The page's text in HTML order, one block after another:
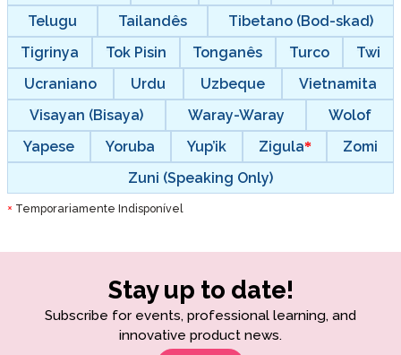
Telugu
Tailandês
Tibetano (Bod-skad)
Tigrinya
Tok Pisin Tonganês Turco
Twi
Ucraniano
Urdu Uzbeque
Vietnamita
Visayan (Bisaya)
Waray-Waray
Wolof
Yapese
Yoruba Yup’ik Zigula
Zomi
Zuni (Speaking Only)
* Temporariamente Indisponível
Stay up to date!
Subscribe for events, professional learning, and
innovative product news.